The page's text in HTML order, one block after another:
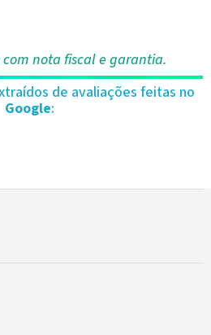
nota fiscal e garantia.
de avaliações feitas no
Google: